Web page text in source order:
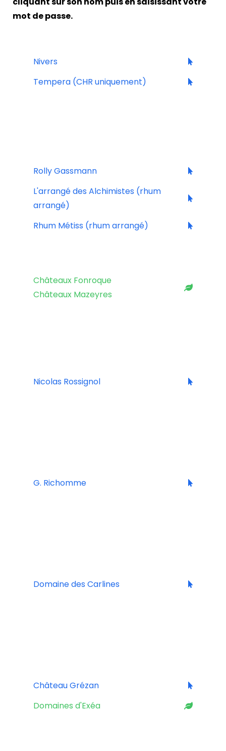
mot de passe.
Nivers
Tempera (CHR uniquement)
Rolly Gassmann
L'arrangé des Alchimistes (rhum
arrangé)
Rhum Métiss (rhum arrangé)
Châteaux Fonroque
Châteaux Mazeyres
Nicolas Rossignol
G. Richomme
Domaine des Carlines
Château Grézan
Domaines d'Exéa